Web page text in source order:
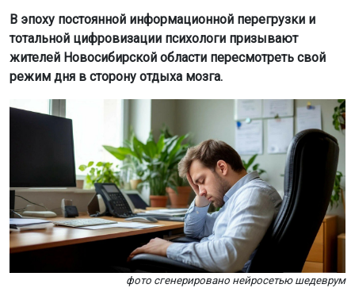
В эпоху постоянной информационной перегрузки и
тотальной цифровизации психологи призывают
жителей Новосибирской области пересмотреть свой
режим дня в сторону отдыха мозга.
фото сгенерировано нейросетью шедеврум